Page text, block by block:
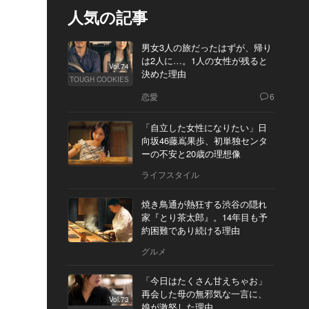
人気の記事
Vol.74
TOUGH COOKIES
男女3人の旅だったはずが、帰り
は2人に…。1人の女性が残ると
決めた理由
恋愛 6
「自立した女性になりたい」日
向坂46藤嶌果歩、初単独センタ
ーの不安と20歳の理想像
ライフスタイル
焼き鳥通が熱狂する渋谷の隠れ
家『とり茶太郎』。14年目も予
約困難であり続ける理由
グルメ
Vol.73
「今日はたくさん甘えちゃお」
再会した母の無邪気な一言に、